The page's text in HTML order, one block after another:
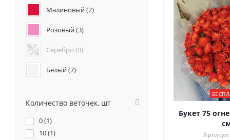
Букет 75
Анемоны (0)
Гвоздики (
Геогрины (0)
Каллы (
)
Маттиола (0
Малиновый (2)
Розовый (3)
Серебро (0)
Белый (7)
Желтый (
Количество веточек, шт
0 (1)
10 (1)